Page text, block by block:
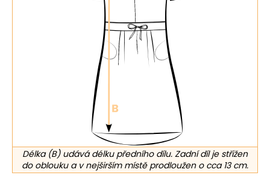
Délka (B) udává délku předního dílu. Zadní díl je střižen
do oblouku a v nejširším místě prodloužen o cca 13 cm.